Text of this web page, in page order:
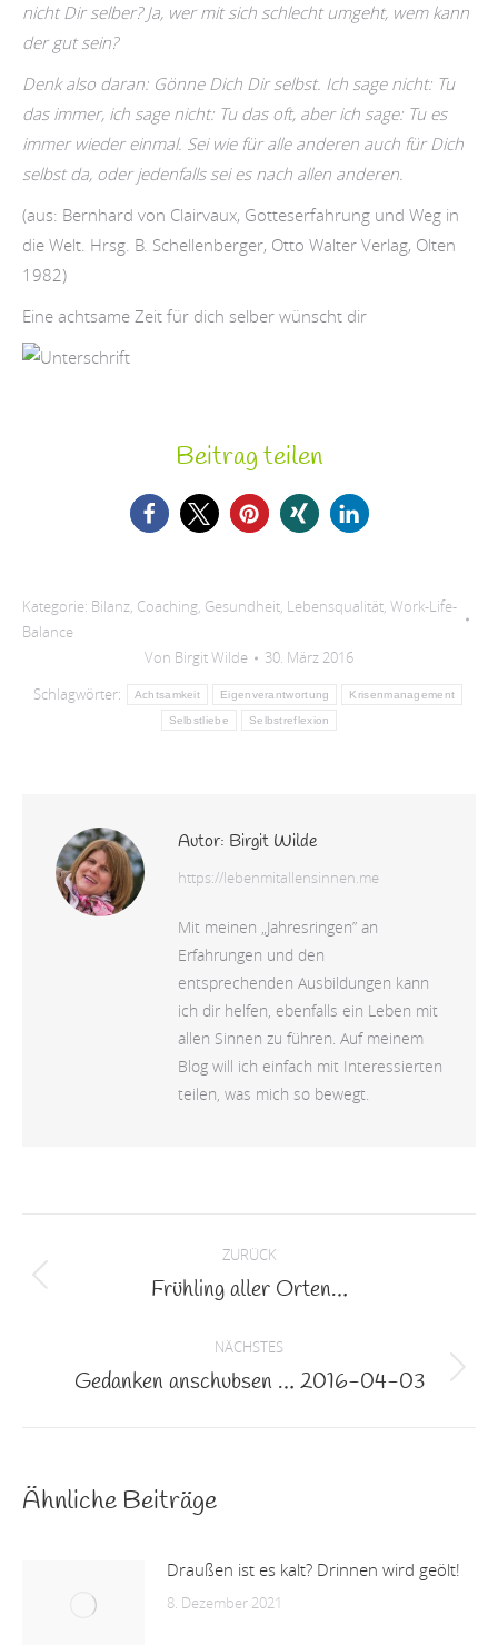
nicht Dir selber? Ja, wer mit sich schlecht umgeht, wem kann
der gut sein?
Denk also daran: Gönne Dich Dir selbst. Ich sage nicht: Tu
das immer, ich sage nicht: Tu das oft, aber ich sage: Tu es
immer wieder einmal. Sei wie für alle anderen auch für Dich
selbst da, oder jedenfalls sei es nach allen anderen.
(aus: Bernhard von Clairvaux, Gotteserfahrung und Weg in
die Welt. Hrsg. B. Schellenberger, Otto Walter Verlag, Olten
1982)
Eine achtsame Zeit für dich selber wünscht dir
Beitrag teilen
Kategorie: Bilanz, Coaching, Gesundheit, Lebensqualität, Work-Life-
Balance
Von Birgit Wilde
30. März 2016
Schlagwörter:
Achtsamkeit Eigenverantwortung Krisenmanagement
Selbstliebe Selbstreflexion
Autor: Birgit Wilde
https://lebenmitallensinnen.me
Mit meinen „Jahresringen” an
Erfahrungen und den
entsprechenden Ausbildungen kann
ich dir helfen, ebenfalls ein Leben mit
allen Sinnen zu führen. Auf meinem
Blog will ich einfach mit Interessierten
teilen, was mich so bewegt.
Kommentarnavigation
ZURÜCK
Vorheriger
Frühling aller Orten…
NÄCHSTES
Nächster
Gedanken anschubsen … 2016-04-03
Ähnliche Beiträge
Draußen ist es kalt? Drinnen wird geölt!
8. Dezember 2021